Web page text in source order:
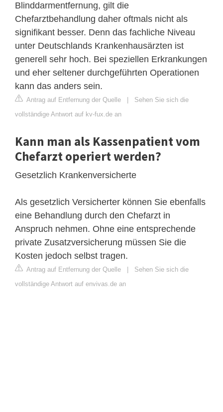
Blinddarmentfernung, gilt die
Chefarztbehandlung daher oftmals nicht als
signifikant besser. Denn das fachliche Niveau
unter Deutschlands Krankenhausärzten ist
generell sehr hoch. Bei speziellen Erkrankungen
und eher seltener durchgeführten Operationen
kann das anders sein.
Antrag auf Entfernung der Quelle
Sehen Sie sich die
vollständige Antwort auf kv-fux.de an
Kann man als Kassenpatient vom
Chefarzt operiert werden?
Gesetzlich Krankenversicherte
Als gesetzlich Versicherter können Sie ebenfalls
eine Behandlung durch den Chefarzt in
Anspruch nehmen. Ohne eine entsprechende
private Zusatzversicherung müssen Sie die
Kosten jedoch selbst tragen.
Antrag auf Entfernung der Quelle
Sehen Sie sich die
vollständige Antwort auf envivas.de an